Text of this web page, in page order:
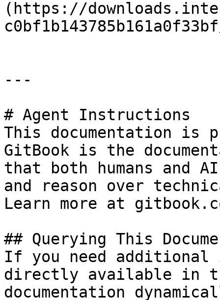
(https://
---
# Agent Instructions
This documentation is
GitBook is the
that both humans and
and reason over
Learn more at
## Querying This
If you need
directly available in
documentation